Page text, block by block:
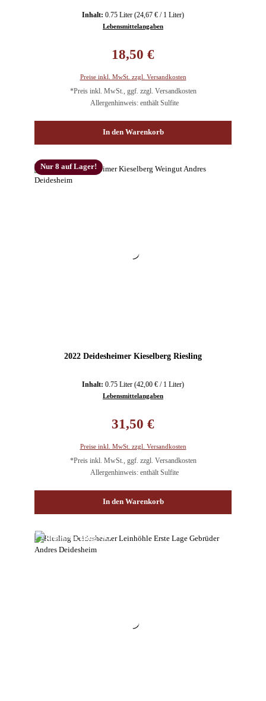
Inhalt: 0.75 Liter (24,67 € / 1 Liter)
Lebensmittelangaben
18,50 €
Preise inkl. MwSt. zzgl. Versandkosten
*Preis inkl. MwSt., ggf. zzgl. Versandkosten
Allergenhinweis: enthält Sulfite
In den Warenkorb
Nur 8 auf Lager!
2022 Deidesheimer Kieselberg Riesling
Inhalt: 0.75 Liter (42,00 € / 1 Liter)
Lebensmittelangaben
31,50 €
Preise inkl. MwSt. zzgl. Versandkosten
*Preis inkl. MwSt., ggf. zzgl. Versandkosten
Allergenhinweis: enthält Sulfite
In den Warenkorb